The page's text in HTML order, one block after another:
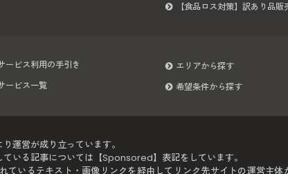
【食品ロス対策】訳あり品販
ービス利用の手引き
ービス一覧
エリアから探す
希望条件から探す
運営が成り立っています。
いる記事については【Sponsored】表記をしています。
いるテキスト・画像リンクを経由してリンク先サイトの運営主